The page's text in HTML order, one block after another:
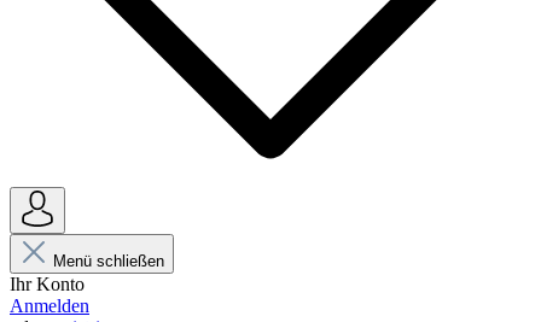
Menü schließen
Ihr Konto
Anmelden